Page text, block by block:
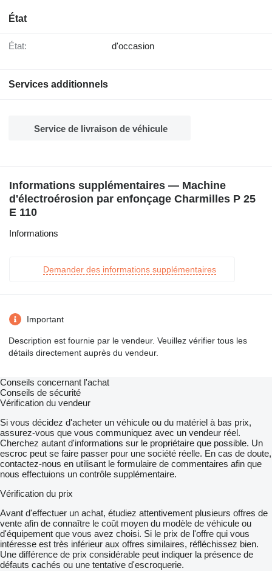
État
État: d'occasion
Services additionnels
Service de livraison de véhicule
Informations supplémentaires — Machine
d'électroérosion par enfonçage Charmilles P 25
E 110
Informations
Demander des informations supplémentaires
Important
Description est fournie par le vendeur. Veuillez vérifier tous les
détails directement auprès du vendeur.
Conseils concernant l'achat
Conseils de sécurité
Vérification du vendeur
Si vous décidez d'acheter un véhicule ou du matériel à bas prix,
assurez-vous que vous communiquez avec un vendeur réel.
Cherchez autant d'informations sur le propriétaire que possible. Un
escroc peut se faire passer pour une société réelle. En cas de doute,
contactez-nous en utilisant le formulaire de commentaires afin que
nous effectuions un contrôle supplémentaire.
Vérification du prix
Avant d'effectuer un achat, étudiez attentivement plusieurs offres de
vente afin de connaître le coût moyen du modèle de véhicule ou
d'équipement que vous avez choisi. Si le prix de l'offre qui vous
intéresse est très inférieur aux offres similaires, réfléchissez bien.
Une différence de prix considérable peut indiquer la présence de
défauts cachés ou une tentative d'escroquerie.